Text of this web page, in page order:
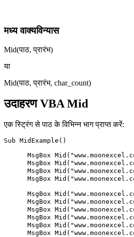
मध्य वाक्यविन्यास
Mid(पाठ, प्रारंभ)
या
Mid(पाठ, प्रारंभ, char_count)
उदाहरण VBA Mid
एक स्ट्रिंग से पाठ के विभिन्न भाग प्राप्त करें:
Sub MidExample()
MsgBox
MsgBox
MsgBox
MsgBox
MsgBox
MsgBox
MsgBox
MsgBox
MsgBox
MsgBox